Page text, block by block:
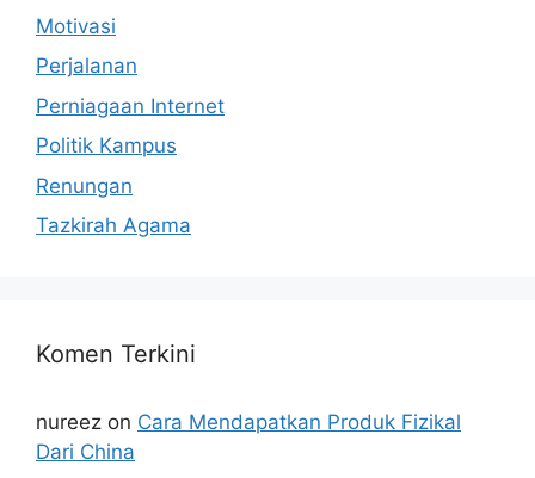
Motivasi
Perjalanan
Perniagaan Internet
Politik Kampus
Renungan
Tazkirah Agama
Komen Terkini
nureez on Cara Mendapatkan Produk Fizikal
Dari China